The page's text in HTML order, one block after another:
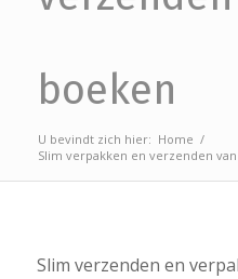
boeken
U bevindt zich hier: Home /
Slim verpakken en verzenden
Slim verzenden en